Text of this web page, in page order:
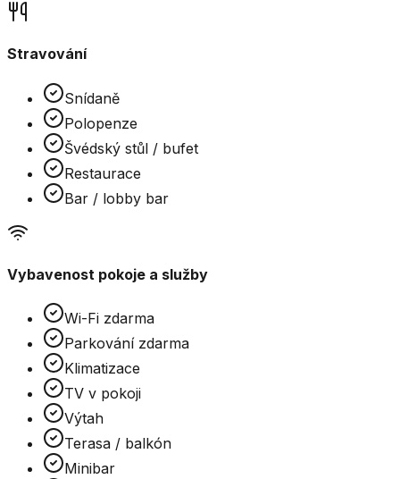
Stravování
Snídaně
Polopenze
Švédský stůl / bufet
Restaurace
Bar / lobby bar
Vybavenost pokoje a služby
Wi-Fi zdarma
Parkování zdarma
Klimatizace
TV v pokoji
Výtah
Terasa / balkón
Minibar